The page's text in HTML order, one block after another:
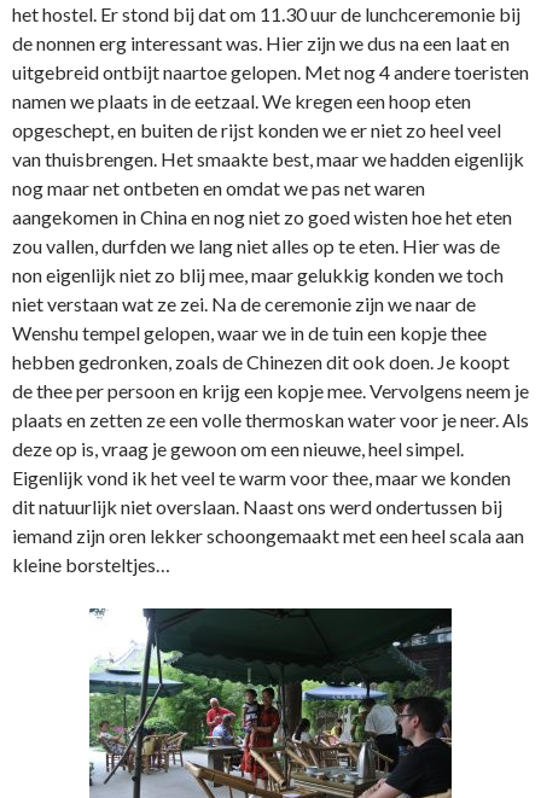
het hostel. Er stond bij dat om 11.30 uur de lunchceremonie bij
de nonnen erg interessant was. Hier zijn we dus na een laat en
uitgebreid ontbijt naartoe gelopen. Met nog 4 andere toeristen
namen we plaats in de eetzaal. We kregen een hoop eten
opgeschept, en buiten de rijst konden we er niet zo heel veel
van thuisbrengen. Het smaakte best, maar we hadden eigenlijk
nog maar net ontbeten en omdat we pas net waren
aangekomen in China en nog niet zo goed wisten hoe het eten
zou vallen, durfden we lang niet alles op te eten. Hier was de
non eigenlijk niet zo blij mee, maar gelukkig konden we toch
niet verstaan wat ze zei. Na de ceremonie zijn we naar de
Wenshu tempel gelopen, waar we in de tuin een kopje thee
hebben gedronken, zoals de Chinezen dit ook doen. Je koopt
de thee per persoon en krijg een kopje mee. Vervolgens neem je
plaats en zetten ze een volle thermoskan water voor je neer. Als
deze op is, vraag je gewoon om een nieuwe, heel simpel.
Eigenlijk vond ik het veel te warm voor thee, maar we konden
dit natuurlijk niet overslaan. Naast ons werd ondertussen bij
iemand zijn oren lekker schoongemaakt met een heel scala aan
kleine borsteltjes…